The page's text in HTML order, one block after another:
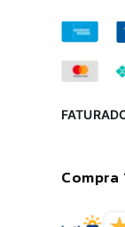
Compra